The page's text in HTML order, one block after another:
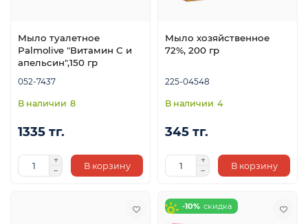
Мыло туалетное
Palmolive "Витамин С и
апельсин",150 гр
052-7437
8
1335 тг.
В корзину
Мыло хозяйственное
72%, 200 гр
225-04548
4
345 тг.
В корзину
-10%